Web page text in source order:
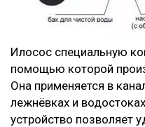
Илосос специальную
помощью которой
Она применяется в
лежнёвках и
устройство позволяет